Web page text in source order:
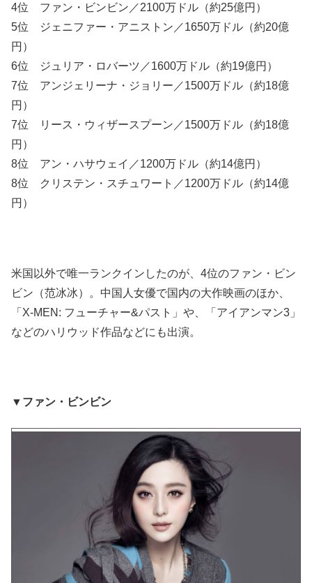
4位 ファン・ビンビン／2100万ドル（約25億円）
5位 ジェニファー・アニストン／1650万ドル（約20億
円）
6位 ジュリア・ロバーツ／1600万ドル（約19億円）
7位 アンジェリーナ・ジョリー／1500万ドル（約18億
円）
7位 リース・ウィザースプーン／1500万ドル（約18億
円）
8位 アン・ハサウェイ／1200万ドル（約14億円）
8位 クリステン・スチュワート／1200万ドル（約14億
円）
米国以外で唯一ランクインしたのが、4位のファン・ビン
ビン（范冰冰）。中国人女優で国内の大作映画のほか、
「X‑MEN: フューチャー&パスト」や、「アイアンマン3」
などのハリウッド作品などにも出演。
▼ファン・ビンビン